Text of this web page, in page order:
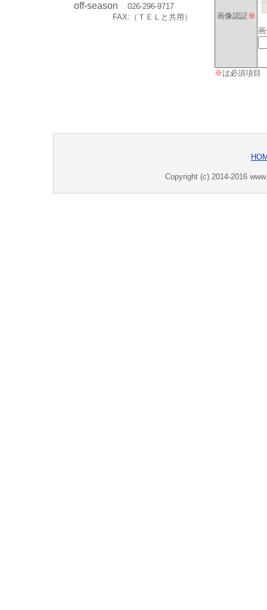
画像認証※
※ は必須項目
off‐season 026‐296-9717
FAX:（ＴＥＬと共用）
Copyright (c) 2014-2016